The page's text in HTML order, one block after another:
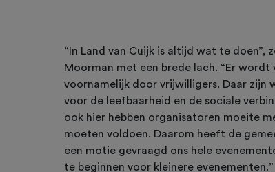
“In Land van Cuijk is altijd wat te doen”,
Moorman met een brede lach. “Er wordt
voornamelijk door vrijwilligers. Daar zijn
voor de leefbaarheid en de sociale
ook hier hebben organisatoren moeite
moeten voldoen. Daarom heeft de
een motie gevraagd ons hele
te beginnen voor kleinere evenementen.”